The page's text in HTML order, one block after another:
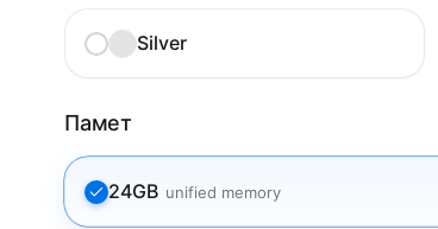
Silver
Памет
24GB unified memory